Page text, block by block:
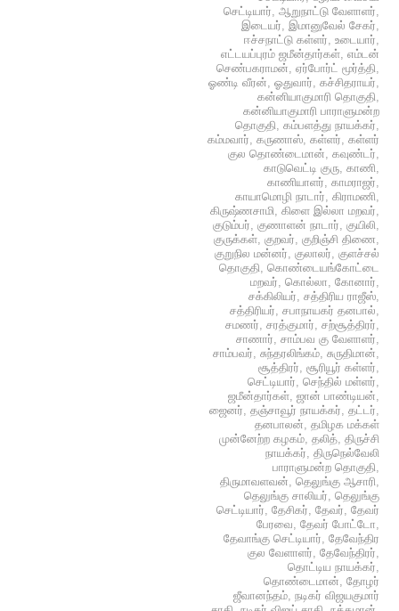
செட்டியார், ஆறுநாட்டு வேளாளர்,
இடையர், இமானுவேல் சேகர்,
ஈச்சநாட்டு கள்ளர், உடையார்,
எட்டயப்புரம் ஜமீன்தார்கள், எம்டன்
செண்பகராமன், ஏர்போர்ட் மூர்த்தி,
ஓண்டி வீரன், ஓதுவார், கச்சிதராயர்,
கன்னியாகுமாரி தொகுதி,
கன்னியாகுமாரி பாராளுமன்ற
தொகுதி, கம்பளத்து நாயக்கர்,
கம்மவார், கருணாஸ், கள்ளர், கள்ளர்
குல தொண்டைமான், கவுண்டர்,
காடுவெட்டி குரு, காணி,
காணியாளர், காமராஜர்,
காயாமொழி நாடார், கிராமணி,
கிருஷ்ணசாமி, கிளை இல்லா மறவர்,
குடும்பர், குணாளன் நாடார், குயிலி,
குருக்கள், குறவர், குறிஞ்சி திணை,
குறுநில மன்னர், குலாலர், குளச்சல்
தொகுதி, கொண்டையங்கோட்டை
மறவர், கொல்லா, கோனார்,
சக்கிலியர், சத்திரிய ராஜீஸ்,
சத்திரியர், சபாநாயகர் தனபால்,
சமணர், சரத்குமார், சற்சூத்திரர்,
சாணார், சாம்பவ கு வேளாளர்,
சாம்பவர், சுந்தரலிங்கம், சுருதிமான்,
சூத்திரர், சூரியூர் கள்ளர்,
செட்டியார், செந்தில் மள்ளர்,
ஜமீன்தார்கள், ஜான் பாண்டியன்,
ஜைனர், தஞ்சாவூர் நாயக்கர், தட்டர்,
தனபாலன், தமிழக மக்கள்
முன்னேற்ற கழகம், தலித், திருச்சி
நாயக்கர், திருநெல்வேலி
பாராளுமன்ற தொகுதி,
திருமாவளவன், தெலுங்கு ஆசாரி,
தெலுங்கு சாலியர், தெலுங்கு
செட்டியார், தேசிகர், தேவர், தேவர்
பேரவை, தேவர் போட்டோ,
தேவாங்கு செட்டியார், தேவேந்திர
குல வேளாளர், தேவேந்திரர்,
தொட்டிய நாயக்கர்,
தொண்டைமான், தோழர்
ஜீவானந்தம், நடிகர் விஜயகுமார்